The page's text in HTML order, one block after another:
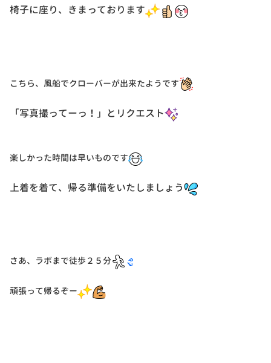
椅子に座り、きまっております
こちら、風船でクローバーが出来たようです
「写真撮ってーっ！」とリクエスト
楽しかった時間は早いものです
上着を着て、帰る準備をいたしましょう
さあ、ラボまで徒歩２５分
頑張って帰るぞー